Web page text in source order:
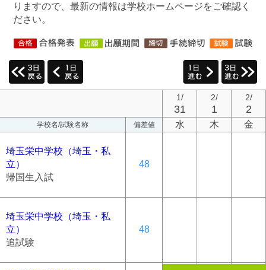
りますので、最新の情報は学校ホームページをご確認く
ださい。
1/
31
2/
1
2/
2
学校名/試験名称 偏差値 水 木 金
埼玉栄中学校（埼玉・私
立）
帰国生入試
48
埼玉栄中学校（埼玉・私
立）
追試験
48